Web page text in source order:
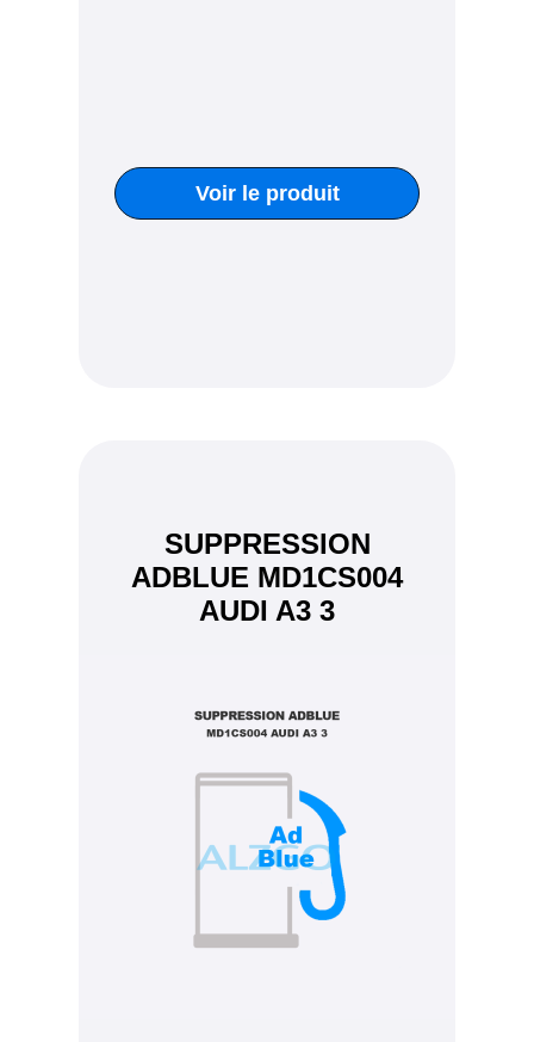
Voir le produit
SUPPRESSION
ADBLUE MD1CS004
AUDI A3 3